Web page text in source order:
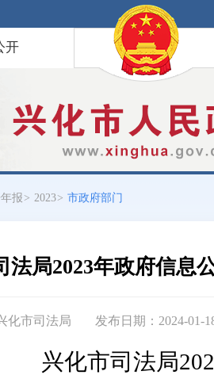
开
报 > 2023> 市政府部门
法局2023年政府信息
化市司法局 发布日期：2024-01-
兴化市司法局